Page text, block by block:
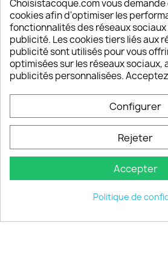
sont satisfaits de nos produits
Un SAV à votre écoute
Notre SAV est disponible 6/
© 2026 - choisistacoque.com
Choisistacoque.com vous
cookies afin d'optimiser les
fonctionnalités des réseaux
publicité. Les cookies tiers liés aux
publicité sont utilisés pour vous
optimisées sur les réseaux sociaux,
publicités personnalisées.
Configurer
Rejeter
Accepter
Politique de